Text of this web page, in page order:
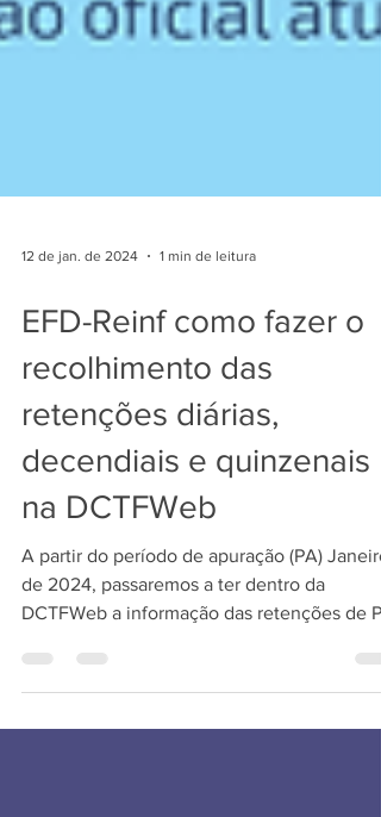
12 de jan. de 2024 1 min de leitura
EFD-Reinf como fazer o
recolhimento das
retenções diárias,
decendiais e quinzenais
na DCTFWeb
A partir do período de apuração (PA) Janeiro
de 2024, passaremos a ter dentro da